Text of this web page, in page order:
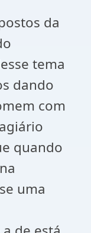
da
tema
dando
com
quando
uma